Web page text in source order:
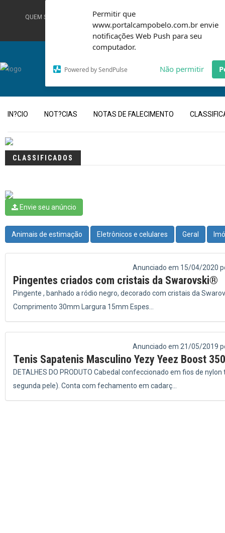
Permitir que
www.portalcampobelo.com.br envie
notificações Web Push para seu
computador.
Powered by SendPulse Não permitir
QUEM SOMOS TERMOS DE USO
IN?CIO NOT?CIAS NOTAS DE FALECIMENTO
CLASSIFICADOS
Envie seu anúncio
Animais de estimação Eletrônicos e celulares Geral
Anunciado em 15/04/2020
Pingentes criados com cristais da Swarovski®
Pingente , banhado a ródio negro, decorado com cristais da
Comprimento 30mm Largura 15mm Espes...
Anunciado em 21/05/2019
Tenis Sapatenis Masculino Yezy Yeez Boost 350
DETALHES DO PRODUTO Cabedal confeccionado em fios de
segunda pele). Conta com fechamento em cadarç...